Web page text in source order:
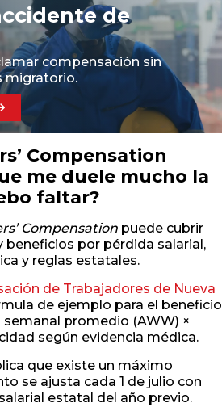
de
compensación sin
migratorio.
Compensation
me duele mucho la
faltar?
Compensation puede cubrir
por pérdida salarial,
y reglas estatales.
de Trabajadores de Nueva
de ejemplo para el beneficio
semanal promedio (AWW) ×
según evidencia médica.
que existe un máximo
se ajusta cada 1 de julio con
estatal del año previo.